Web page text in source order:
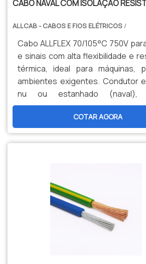
CABO NAVAL COM ISOLAÇÃO
ALLCAB - CABOS E FIOS ELÉTRICOS /
Cabo ALLFLEX 70/105°C 750V
e sinais com alta flexibilidade e
térmica, ideal para máquinas,
ambientes exigentes. Condutor
nu ou estanhado (naval),
durabilidade, segurança
manutenção. Opções
produção nacional e
especializada para sua indústria.
COTAR AGORA